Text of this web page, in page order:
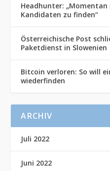
Headhunter:
Kandidaten zu finden“
Österreichische Post
Paketdienst in Slowenien
Bitcoin verloren: So will
wiederfinden
ARCHIV
Juli 2022
Juni 2022